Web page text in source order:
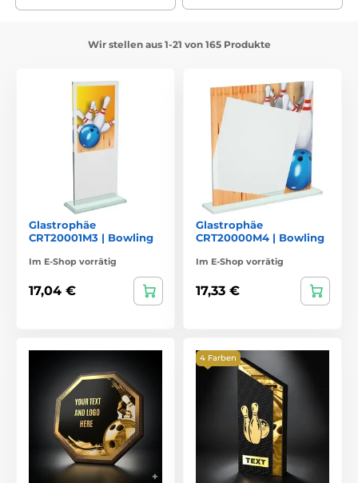
Wir stellen aus 1-21 von 165 Produkte
Glastrophäe
CRT20001M3 | Bowling
Im E-Shop vorrätig
17,04 €
Glastrophäe
CRT20000M4 | Bowling
Im E-Shop vorrätig
17,33 €
4 Farben